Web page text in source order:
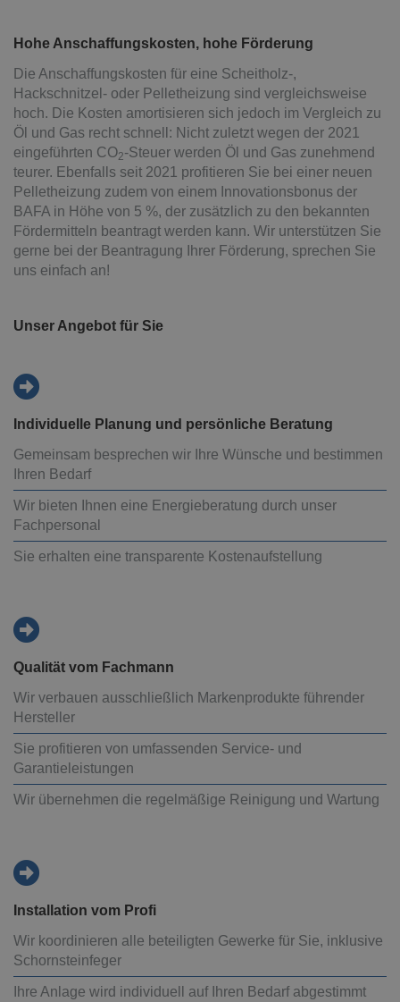
Hohe Anschaffungskosten, hohe Förderung
Die Anschaffungskosten für eine Scheitholz-,
Hackschnitzel- oder Pelletheizung sind vergleichsweise
hoch. Die Kosten amortisieren sich jedoch im Vergleich zu
Öl und Gas recht schnell: Nicht zuletzt wegen der 2021
eingeführten CO2-Steuer werden Öl und Gas zunehmend
teurer. Ebenfalls seit 2021 profitieren Sie bei einer neuen
Pelletheizung zudem von einem Innovationsbonus der
BAFA in Höhe von 5 %, der zusätzlich zu den bekannten
Fördermitteln beantragt werden kann. Wir unterstützen Sie
gerne bei der Beantragung Ihrer Förderung, sprechen Sie
uns einfach an!
Unser Angebot für Sie
Individuelle Planung und persönliche Beratung
Gemeinsam besprechen wir Ihre Wünsche und bestimmen
Ihren Bedarf
Wir bieten Ihnen eine Energieberatung durch unser
Fachpersonal
Sie erhalten eine transparente Kostenaufstellung
Qualität vom Fachmann
Wir verbauen ausschließlich Markenprodukte führender
Hersteller
Sie profitieren von umfassenden Service- und
Garantieleistungen
Wir übernehmen die regelmäßige Reinigung und Wartung
Installation vom Profi
Wir koordinieren alle beteiligten Gewerke für Sie, inklusive
Schornsteinfeger
Ihre Anlage wird individuell auf Ihren Bedarf abgestimmt